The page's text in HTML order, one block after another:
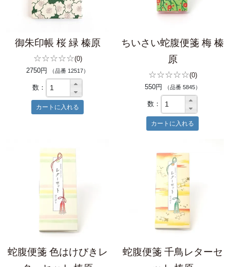
御朱印帳 桜 緑 榛原
☆☆☆☆☆(0)
2750円
（品番 12517）
数：
ちいさい蛇腹便箋 梅 榛
原
☆☆☆☆☆(0)
550円
（品番 5845）
数：
蛇腹便箋 色はけびきレ
蛇腹便箋 千鳥レターセ